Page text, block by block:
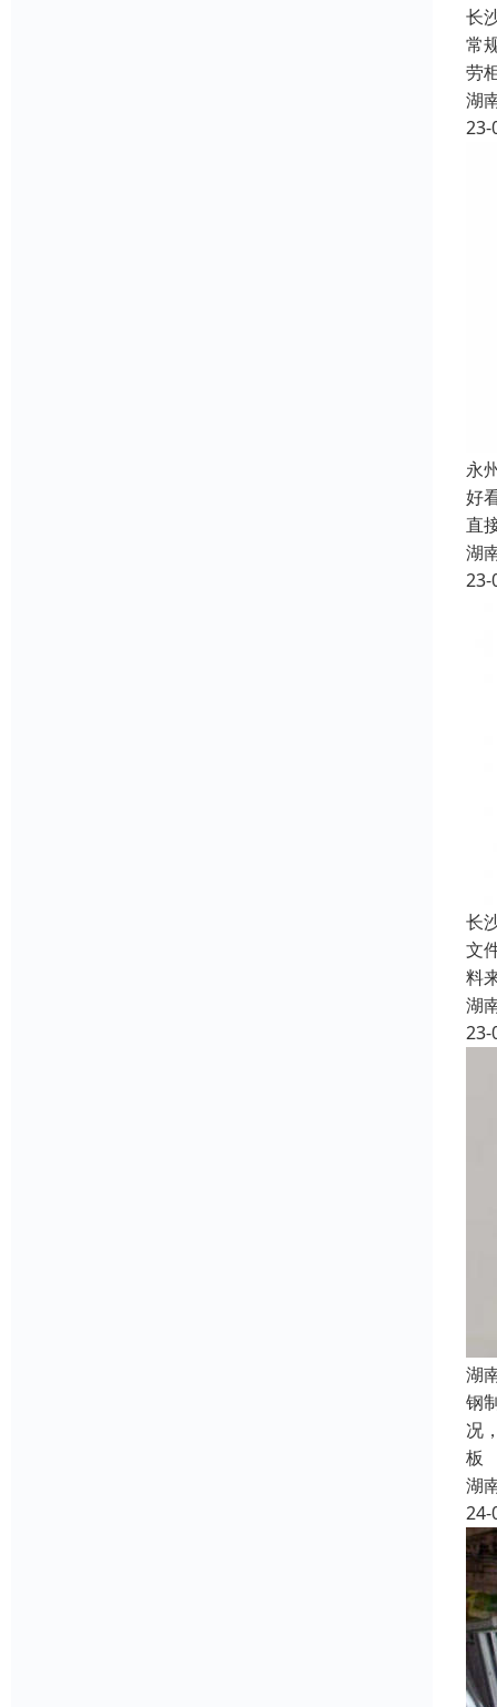
长
常
劳
湖
23-
永
好
直
湖
23-
长
文
料
湖
23-
湖
钢
况
板
湖
24-